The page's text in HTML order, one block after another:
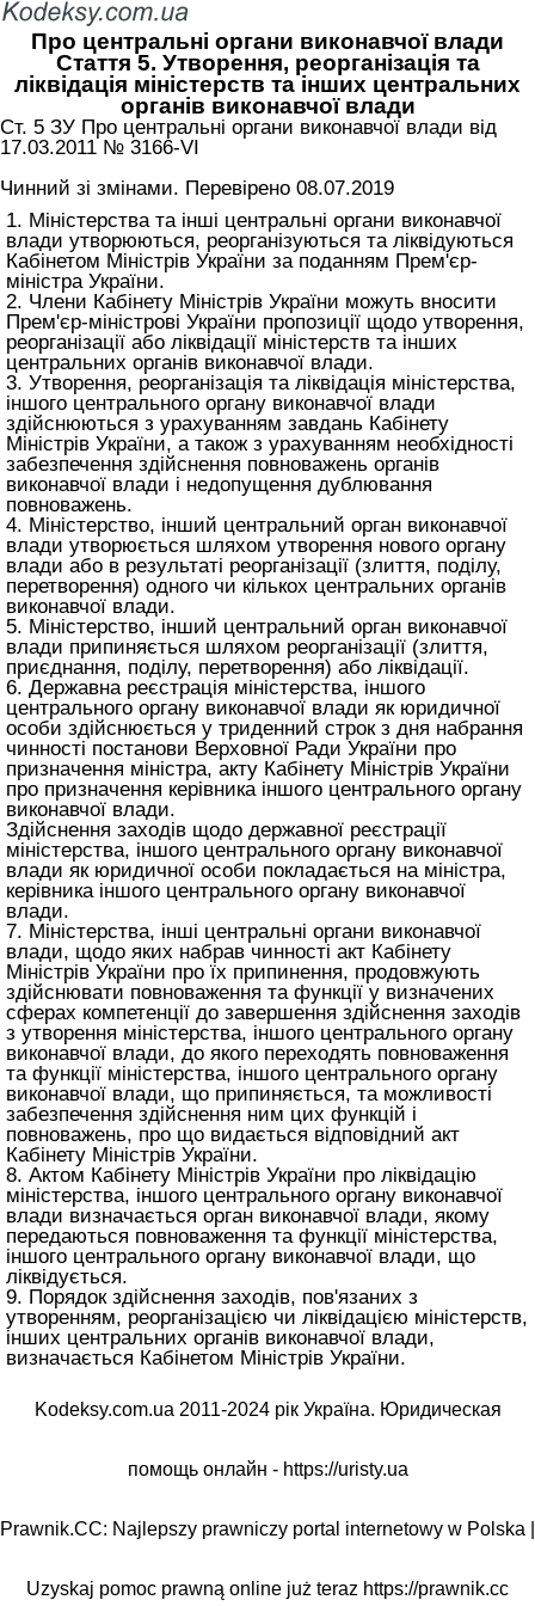
Про центральні органи виконавчої влади
Стаття 5. Утворення, реорганізація та
ліквідація міністерств та інших центральних
органів виконавчої влади
Ст. 5 ЗУ Про центральні органи виконавчої влади від
17.03.2011 № 3166-VI
Чинний зі змінами. Перевірено 08.07.2019
1. Міністерства та інші центральні органи виконавчої
влади утворюються, реорганізуються та ліквідуються
Кабінетом Міністрів України за поданням Прем'єр-
міністра України.
2. Члени Кабінету Міністрів України можуть вносити
Прем'єр-міністрові України пропозиції щодо утворення,
реорганізації або ліквідації міністерств та інших
центральних органів виконавчої влади.
3. Утворення, реорганізація та ліквідація міністерства,
іншого центрального органу виконавчої влади
здійснюються з урахуванням завдань Кабінету
Міністрів України, а також з урахуванням необхідності
забезпечення здійснення повноважень органів
виконавчої влади і недопущення дублювання
повноважень.
4. Міністерство, інший центральний орган виконавчої
влади утворюється шляхом утворення нового органу
влади або в результаті реорганізації (злиття, поділу,
перетворення) одного чи кількох центральних органів
виконавчої влади.
5. Міністерство, інший центральний орган виконавчої
влади припиняється шляхом реорганізації (злиття,
приєднання, поділу, перетворення) або ліквідації.
6. Державна реєстрація міністерства, іншого
центрального органу виконавчої влади як юридичної
особи здійснюється у триденний строк з дня набрання
чинності постанови Верховної Ради України про
призначення міністра, акту Кабінету Міністрів України
про призначення керівника іншого центрального органу
виконавчої влади.
Здійснення заходів щодо державної реєстрації
міністерства, іншого центрального органу виконавчої
влади як юридичної особи покладається на міністра,
керівника іншого центрального органу виконавчої
влади.
7. Міністерства, інші центральні органи виконавчої
влади, щодо яких набрав чинності акт Кабінету
Міністрів України про їх припинення, продовжують
здійснювати повноваження та функції у визначених
сферах компетенції до завершення здійснення заходів
з утворення міністерства, іншого центрального органу
виконавчої влади, до якого переходять повноваження
та функції міністерства, іншого центрального органу
виконавчої влади, що припиняється, та можливості
забезпечення здійснення ним цих функцій і
повноважень, про що видається відповідний акт
Кабінету Міністрів України.
8. Актом Кабінету Міністрів України про ліквідацію
міністерства, іншого центрального органу виконавчої
влади визначається орган виконавчої влади, якому
передаються повноваження та функції міністерства,
іншого центрального органу виконавчої влади, що
ліквідується.
9. Порядок здійснення заходів, пов'язаних з
утворенням, реорганізацією чи ліквідацією міністерств,
інших центральних органів виконавчої влади,
визначається Кабінетом Міністрів України.
Kodeksy.com.ua 2011-2024 рік Україна. Юридическая
помощь онлайн - https://uristy.ua
Prawnik.CC: Najlepszy prawniczy portal internetowy w Polska |
Uzyskaj pomoc prawną online już teraz https://prawnik.cc